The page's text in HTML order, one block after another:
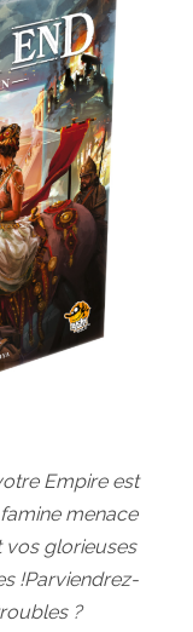
Empire est
menace
vos glorieuses
!Parviendrez-
?